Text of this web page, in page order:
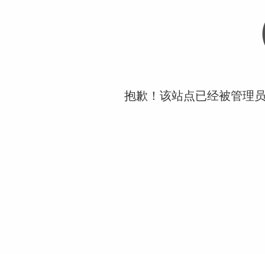
抱歉！该站点已经被管理